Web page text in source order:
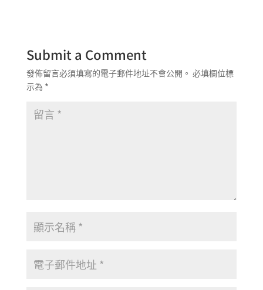
Submit a Comment
發佈留言必須填寫的電子郵件地址不會公開。 必填欄位標
示為 *